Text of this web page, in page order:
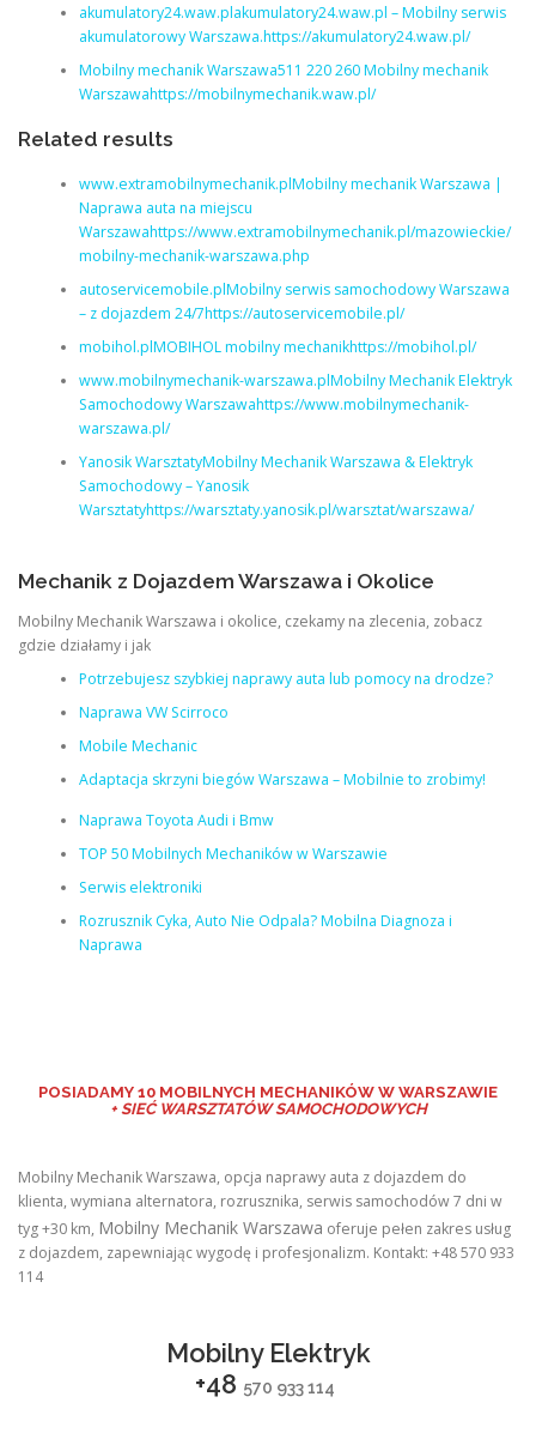
akumulatory24.waw.plakumulatory24.waw.pl – Mobilny serwis
akumulatorowy Warszawa.https://akumulatory24.waw.pl/
Mobilny mechanik Warszawa511 220 260 Mobilny mechanik
Warszawahttps://mobilnymechanik.waw.pl/
Related results
www.extramobilnymechanik.plMobilny mechanik Warszawa |
Naprawa auta na miejscu
Warszawahttps://www.extramobilnymechanik.pl/mazowieckie/
mobilny-mechanik-warszawa.php
autoservicemobile.plMobilny serwis samochodowy Warszawa
– z dojazdem 24/7https://autoservicemobile.pl/
mobihol.plMOBIHOL mobilny mechanikhttps://mobihol.pl/
www.mobilnymechanik-warszawa.plMobilny Mechanik Elektryk
Samochodowy Warszawahttps://www.mobilnymechanik-
warszawa.pl/
Yanosik WarsztatyMobilny Mechanik Warszawa & Elektryk
Samochodowy – Yanosik
Warsztatyhttps://warsztaty.yanosik.pl/warsztat/warszawa/
Mechanik z Dojazdem Warszawa i Okolice
Mobilny Mechanik Warszawa i okolice, czekamy na zlecenia, zobacz
gdzie działamy i jak
Potrzebujesz szybkiej naprawy auta lub pomocy na drodze?
Naprawa VW Scirroco
Mobile Mechanic
Adaptacja skrzyni biegów Warszawa – Mobilnie to zrobimy!
Naprawa Toyota Audi i Bmw
TOP 50 Mobilnych Mechaników w Warszawie
Serwis elektroniki
Rozrusznik Cyka, Auto Nie Odpala? Mobilna Diagnoza i
Naprawa
POSIADAMY 10 MOBILNYCH MECHANIKÓW W WARSZAWIE
+ SIEĆ WARSZTATÓW SAMOCHODOWYCH
Mobilny Mechanik Warszawa, opcja naprawy auta z dojazdem do
klienta, wymiana alternatora, rozrusznika, serwis samochodów 7 dni w
tyg +30 km, Mobilny Mechanik Warszawa oferuje pełen zakres usług
z dojazdem, zapewniając wygodę i profesjonalizm. Kontakt: +48 570 933
114
Mobilny Elektryk
+48 570 933 114